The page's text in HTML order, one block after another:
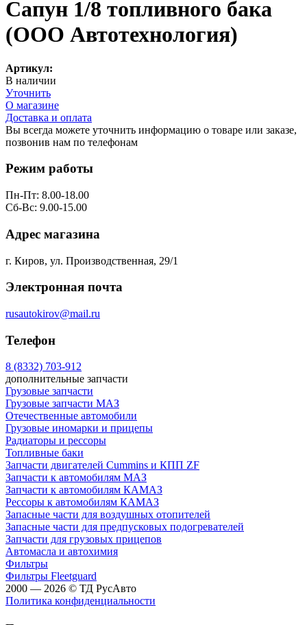
Сапун 1/8 топливного бака
(ООО Автотехнология)
Артикул:
В наличии
Уточнить
О магазине
Доставка и оплата
Вы всегда можете уточнить информацию о товаре или заказе,
позвонив нам по телефонам
Режим работы
Пн-Пт: 8.00-18.00
Сб-Вс: 9.00-15.00
Адрес магазина
г. Киров, ул. Производственная, 29/1
Электронная почта
rusautokirov@mail.ru
Телефон
8 (8332) 703-912
дополнительные запчасти
Грузовые запчасти
Грузовые запчасти МАЗ
Отечественные автомобили
Грузовые иномарки и прицепы
Радиаторы и рессоры
Топливные баки
Запчасти двигателей Cummins и КПП ZF
Запчасти к автомобилям МАЗ
Запчасти к автомобилям КАМАЗ
Рессоры к автомобилям КАМАЗ
Запасные части для воздушных отопителей
Запасные части для предпусковых подогревателей
Запчасти для грузовых прицепов
Автомасла и автохимия
Фильтры
Фильтры Fleetguard
2000 — 2026 © ТД РусАвто
Политика конфиденциальности